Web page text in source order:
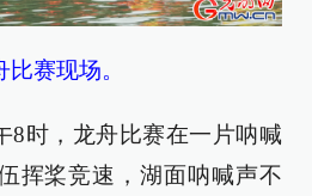
比赛现场。
8时，龙舟比赛在一片呐喊
挥桨竞速，湖面呐喊声不